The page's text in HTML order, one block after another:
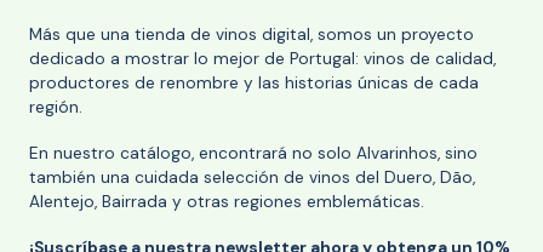
Más que una tienda de vinos digital, somos un proyecto
dedicado a mostrar lo mejor de Portugal: vinos de calidad,
productores de renombre y las historias únicas de cada
región.
En nuestro catálogo, encontrará no solo Alvarinhos, sino
también una cuidada selección de vinos del Duero, Dão,
Alentejo, Bairrada y otras regiones emblemáticas.
¡Suscríbase a nuestra newsletter ahora y obtenga un 10%